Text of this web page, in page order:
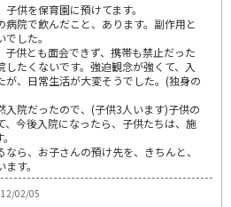
供を保育園に預けてます。
病院で飲んだこと、あります。副作用と
した。
子供とも面会できず、携帯も禁止だった
したくないです。強迫観念が強くて、入
が、日常生活が大変そうでした。(独身の
入院だったので、(子供3人います)子供の
、今後入院になったら、子供たちは、施
ら、お子さんの預け先を、きちんと、
す。
02/05